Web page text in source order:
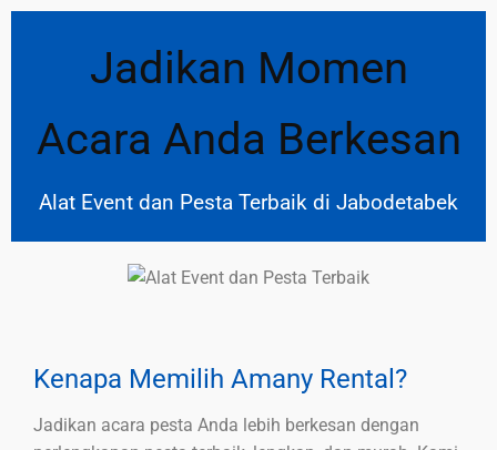
Jadikan Momen
Acara Anda Berkesan
Alat Event dan Pesta Terbaik di Jabodetabek
Kenapa Memilih Amany Rental?
Jadikan acara pesta Anda lebih berkesan dengan